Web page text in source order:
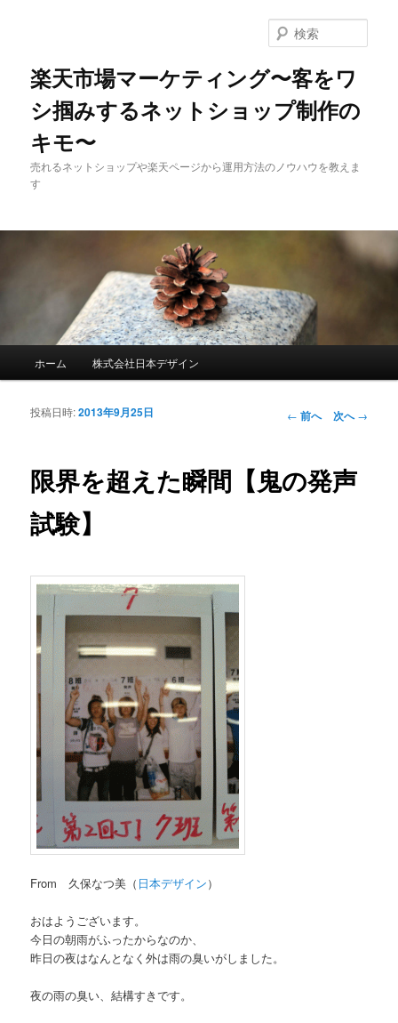
楽天市場マーケティング〜客をワ
シ掴みするネットショップ制作の
キモ〜
売れるネットショップや楽天ページから運用方法のノウハウを教えま
す
索
メインコンテンツへ移動
サブコンテンツへ移動
ホーム 株式会社日本デザイン
投稿ナビゲーシ
← 前へ 次へ→
限界を超えた瞬間【鬼の発声
試験】
投稿日時:2013年9月25日
From 久保なつ美（ 日本デザイン）
おはようございます。
今日の朝雨がふったからなのか、
昨日の夜はなんとなく外は雨の臭いがしました。
夜の雨の臭い、結構すきです。